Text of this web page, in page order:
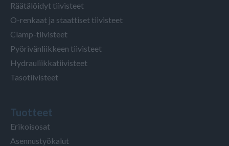
Räätälöidyt tiivisteet
O-renkaat ja staattiset tiivisteet
Clamp-tiivisteet
Pyörivänliikkeen tiivisteet
Hydrauliikkatiivisteet
Tasotiivisteet
Tuotteet
Erikoisosat
Asennustyökalut